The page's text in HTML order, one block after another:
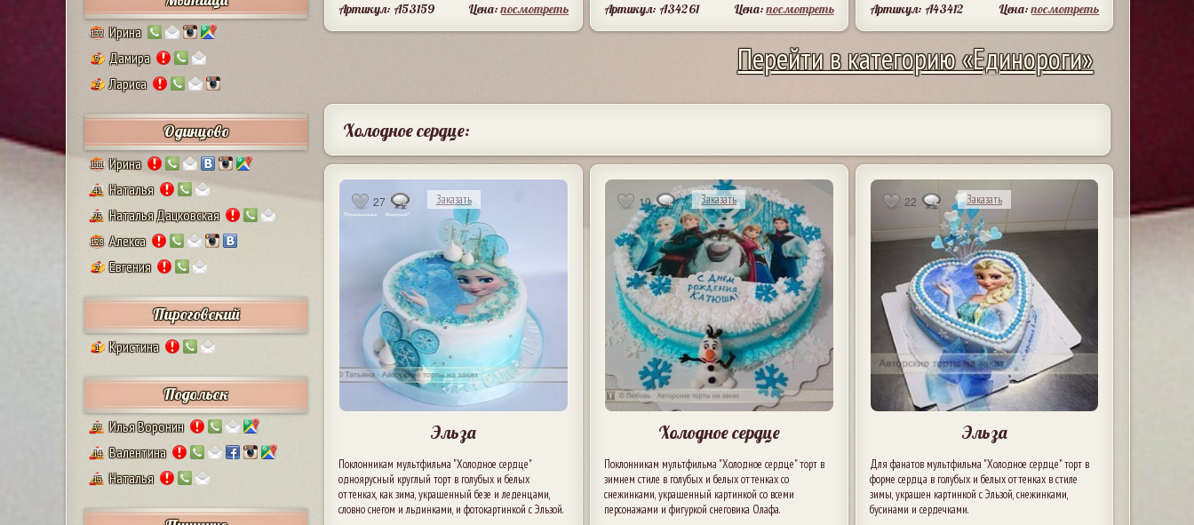
132 Ирина
9 Дамира
2 Лариса
Одинцово
111 Ирина
41 Наталья
25 Наталья Дацковская
128 Алекса
2 Евгения
Пироговский
1 Кристина
Подольск
37 Илья Воронин
14 Валентина
13 Наталья
Артикул: A53159 Цена:посмотреть Артикул: A34261 Цена:посмотреть Артикул: A43412 Цена:посмотреть
Перейти в категорию «Единороги»
Холодное сердце:
27 Заказать
Эльза
Поклонникам мультфильма "Холодное сердце"
одноярусный круглый торт в голубых и белых
оттенках, как зима, украшенный безе и леденцами,
словно снегом и льдинками, и фотокартинкой с Эльзой.
10 Заказать
Холодное сердце
Поклонникам мультфильма "Холодное сердце" торт в
зимнем стиле в голубых и белых оттенках со
снежинками, украшенный картинкой со всеми
персонажами и фигуркой снеговика Олафа.
22 Заказать
Эльза
Для фанатов мультфильма "Холодное сердце" торт в
форме сердца в голубых и белых оттенках в стиле
зимы, украшен картинкой с Эльзой, снежинками,
бусинами и сердечками.